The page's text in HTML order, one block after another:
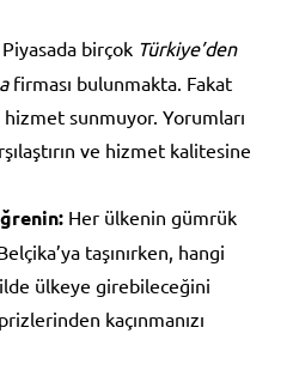
Piyasada birçok Türkiye’den
firması bulunmakta. Fakat
sunmuyor. Yorumları
ve hizmet kalitesine
Her ülkenin gümrük
taşınırken, hangi
ülkeye girebileceğini
kaçınmanızı